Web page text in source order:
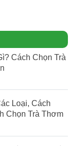
Cách Chọn Trà
Loại, Cách
Chọn Trà Thơm